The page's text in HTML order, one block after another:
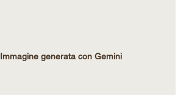
Immagine generata con Gemini